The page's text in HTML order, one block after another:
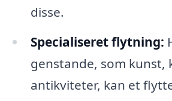
disse.
Specialiseret flytning:
genstande, som kunst,
antikviteter, kan et